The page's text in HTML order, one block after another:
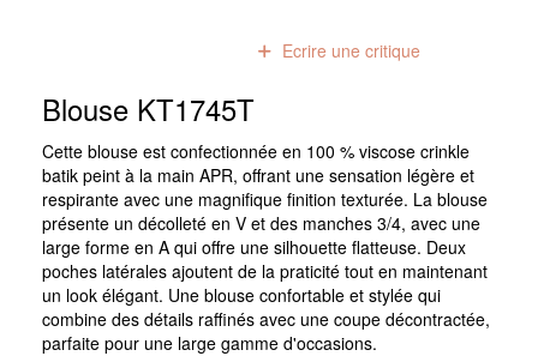
Ecrire une critique
Blouse KT1745T
Cette blouse est confectionnée en 100 % viscose crinkle
batik peint à la main APR, offrant une sensation légère et
respirante avec une magnifique finition texturée. La blouse
présente un décolleté en V et des manches 3/4, avec une
large forme en A qui offre une silhouette flatteuse. Deux
poches latérales ajoutent de la praticité tout en maintenant
un look élégant. Une blouse confortable et stylée qui
combine des détails raffinés avec une coupe décontractée,
parfaite pour une large gamme d'occasions.